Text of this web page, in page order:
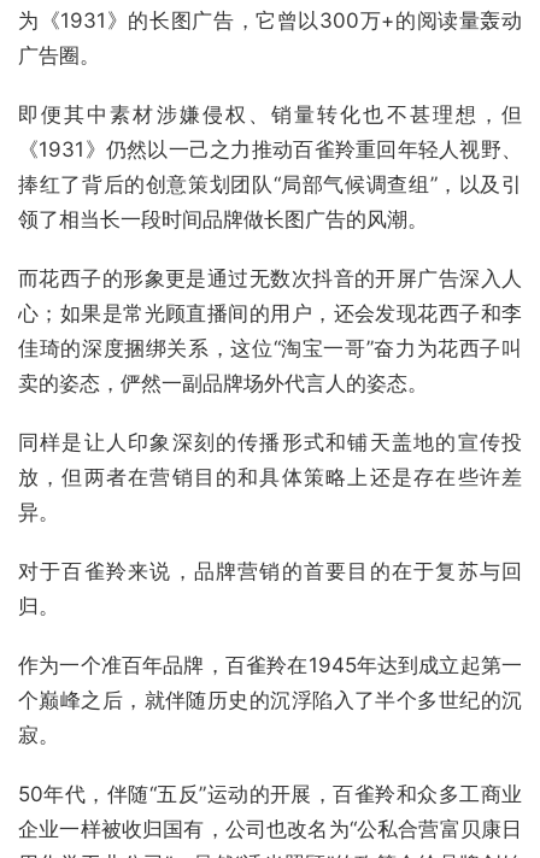
为《1931》的长图广告，它曾以300万+的阅读量轰动
广告圈。
即便其中素材涉嫌侵权、销量转化也不甚理想，但
《1931》仍然以一己之力推动百雀羚重回年轻人视野、
捧红了背后的创意策划团队“局部气候调查组”，以及引
领了相当长一段时间品牌做长图广告的风潮。
而花西子的形象更是通过无数次抖音的开屏广告深入人
心；如果是常光顾直播间的用户，还会发现花西子和李
佳琦的深度捆绑关系，这位“淘宝一哥”奋力为花西子叫
卖的姿态，俨然一副品牌场外代言人的姿态。
同样是让人印象深刻的传播形式和铺天盖地的宣传投
放，但两者在营销目的和具体策略上还是存在些许差
异。
对于百雀羚来说，品牌营销的首要目的在于复苏与回
归。
作为一个准百年品牌，百雀羚在1945年达到成立起第一
个巅峰之后，就伴随历史的沉浮陷入了半个多世纪的沉
寂。
50年代，伴随“五反”运动的开展，百雀羚和众多工商业
企业一样被收归国有，公司也改名为“公私合营富贝康日